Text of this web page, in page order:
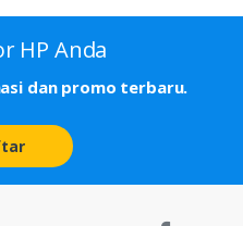
HP Anda
dan promo terbaru.